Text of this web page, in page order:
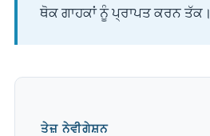
ਥੋਕ ਗਾਹਕਾਂ ਨੂੰ ਪ੍ਰਾਪਤ ਕਰਨ ਤੱਕ।
ਤੇਜ਼ ਨੇਵੀਗੇਸ਼ਨ